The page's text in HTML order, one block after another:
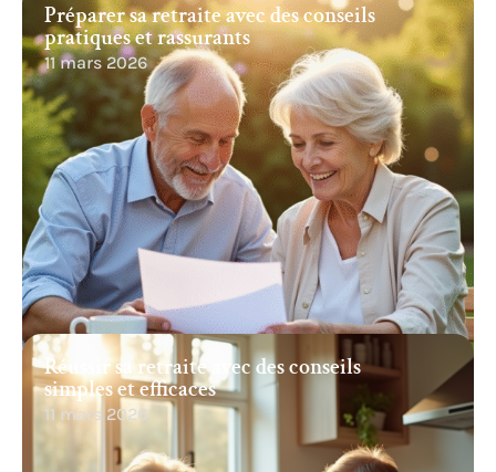
Préparer sa retraite avec des conseils
pratiques et rassurants
11 mars 2026
Réussir sa retraite avec des conseils
simples et efficaces
11 mars 2026